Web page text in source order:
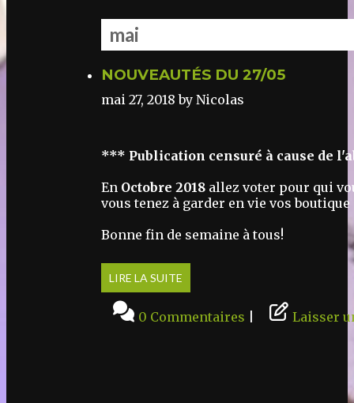
mai
NOUVEAUTÉS DU 27/05
mai 27, 2018 by Nicolas
*** Publication censuré à cause de
En Octobre 2018 allez voter pour qui
vous tenez à garder en vie vos boutique
Bonne fin de semaine à tous!
LIRE LA SUITE
0 Commentaires Laisser